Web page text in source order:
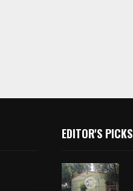
EDITOR'S PICKS